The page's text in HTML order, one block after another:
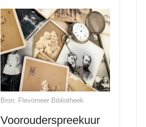
Bron: Flevomeer Bibliotheek
Voorouderspreekuur